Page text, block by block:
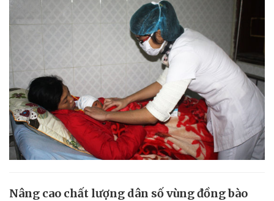
Nâng cao chất lượng dân số vùng đồng bào